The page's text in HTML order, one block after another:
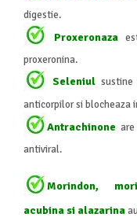
digestie.
Proxeronaza
proxeronina.
Seleniul
anticorpilor si blocheaza
Antrachinone
antiviral.
Morindon,
acubina si alazarina